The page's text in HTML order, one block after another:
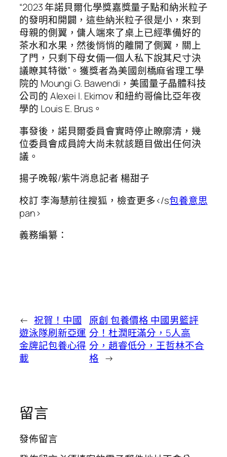
“2023 年諾貝爾化學獎嘉獎量子點和納米粒子
的發明和開闢，這些納米粒子很是小，來到
母親的側翼，傭人端來了桌上已經準備好的
茶水和水果，然後悄悄的離開了側翼，關上
了門，只剩下母女倆一個人私下說其尺寸決
議瞭其特徵”。獲獎者為美國劍橋麻省理工學
院的 Moungi G. Bawendi，美國量子晶體科技
公司的 Alexei I. Ekimov 和紐約哥倫比亞年夜
學的 Louis E. Brus。
事發後，諾貝爾委員會實時停止瞭廓清，幾
位委員會成員誇大尚未就該題目做出任何決
議。
揚子晚報/紫牛消息記者 楊甜子
校訂 李海慧前往搜狐，檢查更多</s包養意思
pan>
義務編纂：
← 祝賀！中國
遊泳隊刷新亞運
金牌記包養心得
載
原創 包養價格 中國男籃評
分！杜潤旺滿分，5人高
分，趙睿低分，王哲林不合
格 →
留言
發佈留言